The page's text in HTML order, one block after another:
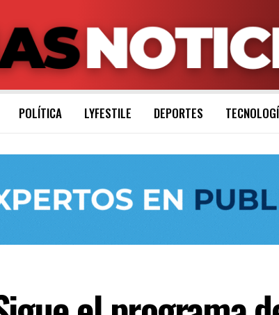
POLÍTICA LYFESTILE DEPORTES